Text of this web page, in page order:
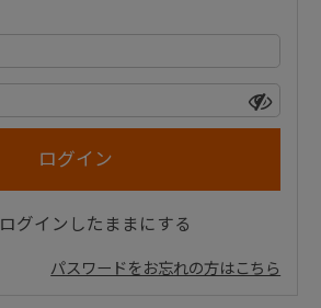
ログインしたままにする
パスワードをお忘れの方はこちら